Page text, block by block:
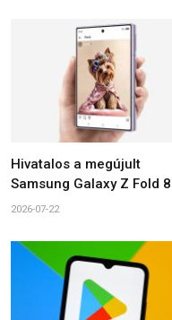
Hivatalos a megújult
Samsung Galaxy Z Fold 8
2026-07-22